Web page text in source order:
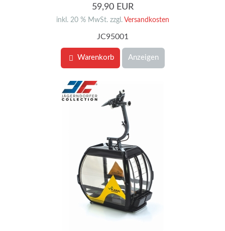
59,90 EUR
inkl. 20 % MwSt. zzgl. Versandkosten
JC95001
Warenkorb Anzeigen